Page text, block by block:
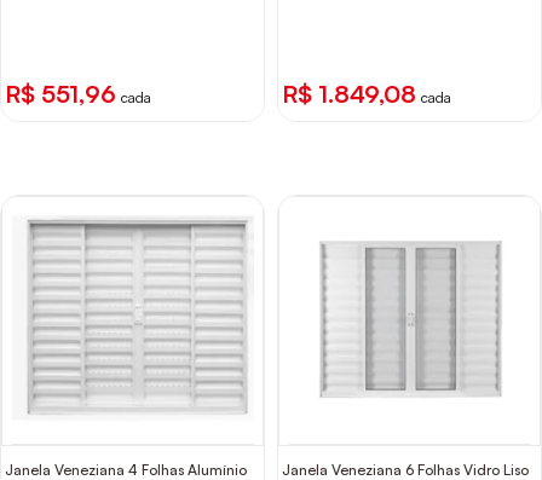
R$ 551,96 cada R$ 1.849,08 cada
Janela Veneziana 4 Folhas Alumínio
Janela Veneziana 6 Folhas Vidro Liso